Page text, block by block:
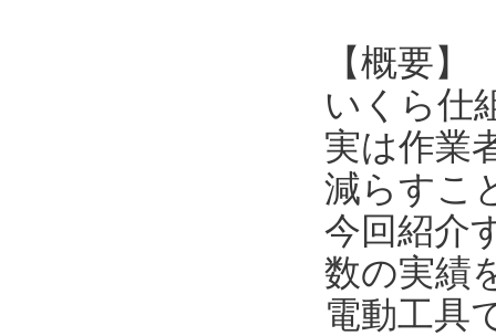
【概要】
いくら仕
実は作業
減らすこ
今回紹介
数の実績
電動工具